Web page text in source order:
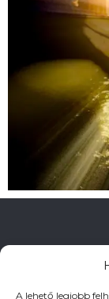
A lehető legjobb